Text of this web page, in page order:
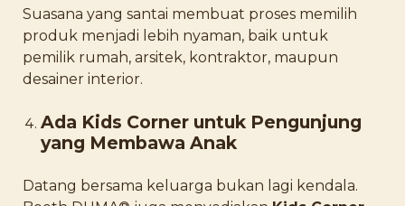
Suasana yang santai membuat proses memilih
produk menjadi lebih nyaman, baik untuk
pemilik rumah, arsitek, kontraktor, maupun
desainer interior.
Ada Kids Corner untuk Pengunjung
yang Membawa Anak
Datang bersama keluarga bukan lagi kendala.